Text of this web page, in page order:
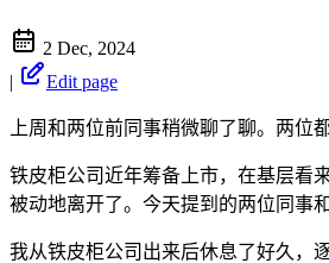
2 Dec, 2024
|
Edit page
上周和两位前同事稍微聊了聊。两位
铁皮柜公司近年筹备上市，在基层看
被动地离开了。今天提到的两位同事
我从铁皮柜公司出来后休息了好久，